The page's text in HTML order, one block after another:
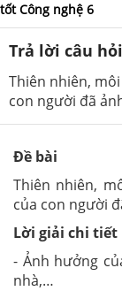
tốt Công nghệ 6
Trả lời câu
Thiên nhiên,
con người đã
Đề bài
Thiên nhiên,
của con người
Lời giải chi tiết
- Ảnh hưởng
nhà,…